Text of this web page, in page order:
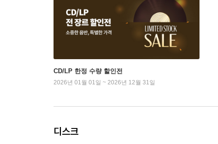
CD/LP 한정 수량 할인전
2026년 01월 01일 ~ 2026년 12월 31일
디스크